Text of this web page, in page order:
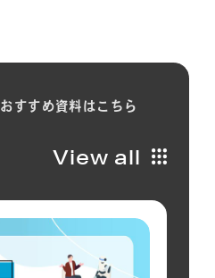
おすすめ資料は こちら
View all